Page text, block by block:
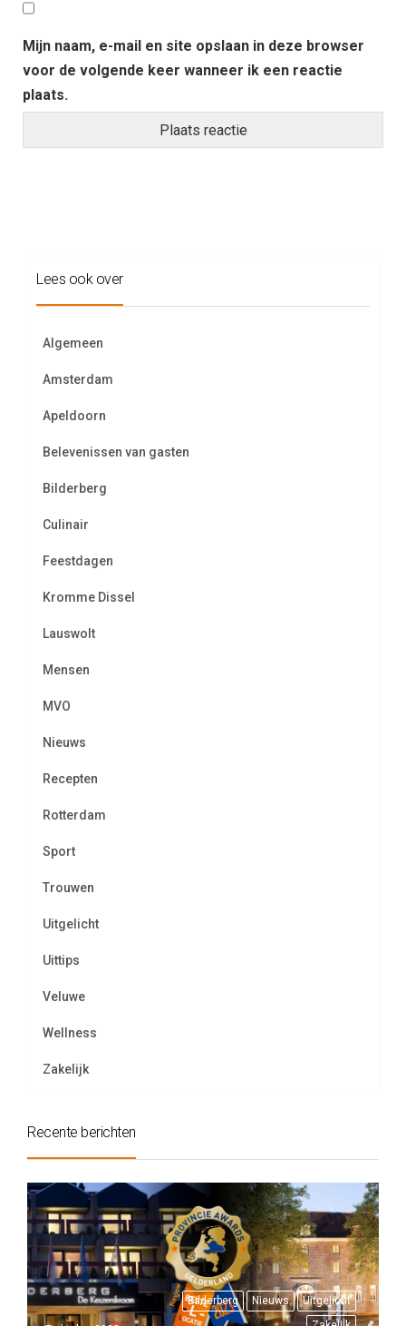
Mijn naam, e-mail en site opslaan in deze browser
voor de volgende keer wanneer ik een reactie
plaats.
Lees ook over
Algemeen
Amsterdam
Apeldoorn
Belevenissen van gasten
Bilderberg
Culinair
Feestdagen
Kromme Dissel
Lauswolt
Mensen
MVO
Nieuws
Recepten
Rotterdam
Sport
Trouwen
Uitgelicht
Uittips
Veluwe
Wellness
Zakelijk
Recente berichten
Bilderberg Nieuws
Uitgelicht